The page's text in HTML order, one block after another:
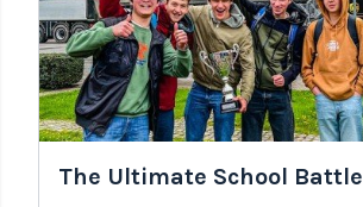
The Ultimate School Battle